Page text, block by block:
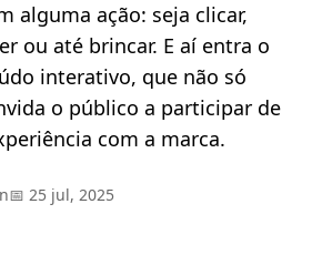
alguma ação: seja clicar,
ou até brincar. E aí entra o
interativo, que não só
o público a participar de
com a marca.
📅 25 jul, 2025